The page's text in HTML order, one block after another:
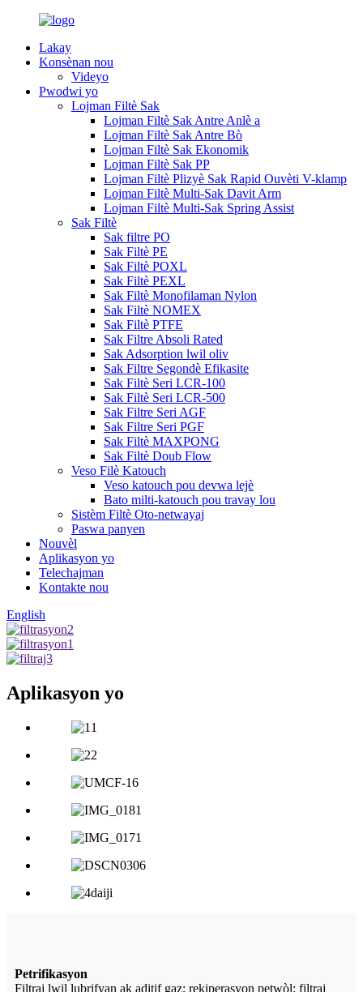
Lakay
Konsènan nou
Videyo
Pwodwi yo
Lojman Filtè Sak
Lojman Filtè Sak Antre Anlè a
Lojman Filtè Sak Antre Bò
Lojman Filtè Sak Ekonomik
Lojman Filtè Sak PP
Lojman Filtè Plizyè Sak Rapid Ouvèti V-klamp
Lojman Filtè Multi-Sak Davit Arm
Lojman Filtè Multi-Sak Spring Assist
Sak Filtè
Sak filtre PO
Sak Filtè PE
Sak Filtè POXL
Sak Filtè PEXL
Sak Filtè Monofilaman Nylon
Sak Filtè NOMEX
Sak Filtè PTFE
Sak Filtre Absoli Rated
Sak Adsorption lwil oliv
Sak Filtre Segondè Efikasite
Sak Filtè Seri LCR-100
Sak Filtè Seri LCR-500
Sak Filtre Seri AGF
Sak Filtre Seri PGF
Sak Filtè MAXPONG
Sak Filtè Doub Flow
Veso Filè Katouch
Veso katouch pou devwa lejè
Bato milti-katouch pou travay lou
Sistèm Filtè Oto-netwayaj
Paswa panyen
Nouvèl
Aplikasyon yo
Telechajman
Kontakte nou
English
Aplikasyon yo
Petrifikasyon
Filtraj lwil lubrifyan ak aditif gaz; rekiperasyon petwòl; filtraj